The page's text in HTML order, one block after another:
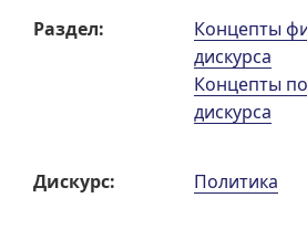
Раздел:
Концепты
дискурса
Концепты
дискурса
Дискурс: Политика